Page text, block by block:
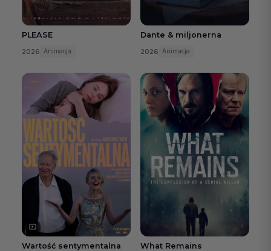
PLEASE
2026 Animacja
Dante & miljonerna
2026 Animacja
Wartość sentymentalna What Remains